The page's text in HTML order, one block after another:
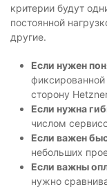
критерии будут
постоянной
другие.
Если нужен
сторону
Если нужна
числом
Если важен
небольших
Если важны
нужно